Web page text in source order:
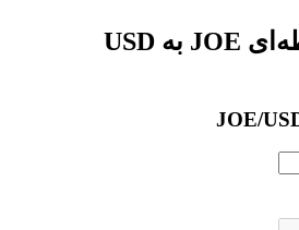
نمودار قیمت لحظه‌ای JOE به USD